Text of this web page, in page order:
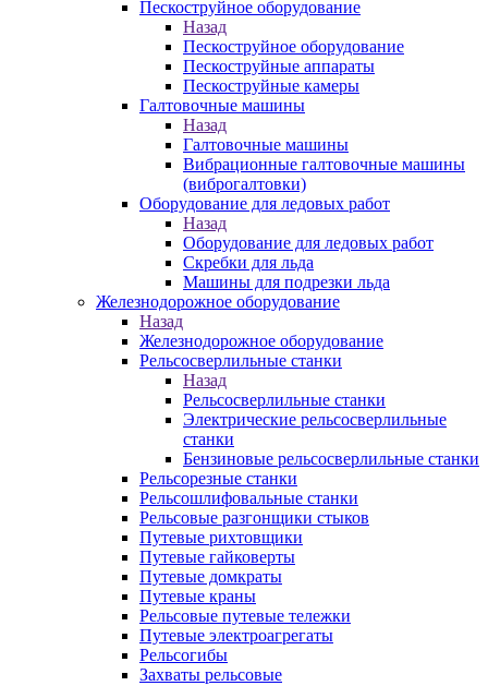
Пескоструйное оборудование
Назад
Пескоструйное оборудование
Пескоструйные аппараты
Пескоструйные камеры
Галтовочные машины
Назад
Галтовочные машины
Вибрационные галтовочные машины
(виброгалтовки)
Оборудование для ледовых работ
Назад
Оборудование для ледовых работ
Скребки для льда
Машины для подрезки льда
Железнодорожное оборудование
Назад
Железнодорожное оборудование
Рельсосверлильные станки
Назад
Рельсосверлильные станки
Электрические рельсосверлильные
станки
Бензиновые рельсосверлильные станки
Рельсорезные станки
Рельсошлифовальные станки
Рельсовые разгонщики стыков
Путевые рихтовщики
Путевые гайковерты
Путевые домкраты
Путевые краны
Рельсовые путевые тележки
Путевые электроагрегаты
Рельсогибы
Захваты рельсовые